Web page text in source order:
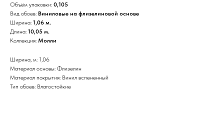
Объём упаковки: 0,105
Вид обоев: Виниловые на флизелиновой основе
Ширина: 1,06 м.
Длина: 10,05 м.
Коллекция: Молли
Ширина, м: 1,06
Материал основы: Флизелин
Материал покрытия: Винил вспененный
Тип обоев: Влагостойкие